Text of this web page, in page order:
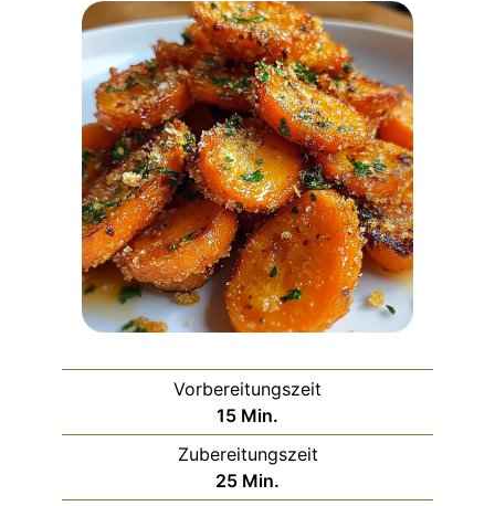
Vorbereitungszeit
15Minuten
Min.
Zubereitungszeit
25Minuten
Min.